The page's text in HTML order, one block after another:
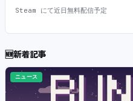
Steam にて近日無料配信予定
🆕新着記事
ニュース